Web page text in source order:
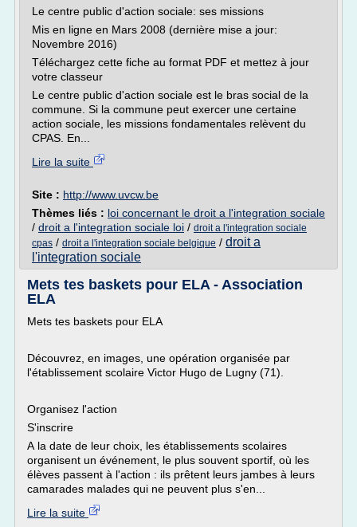
Le centre public d'action sociale: ses missions
Mis en ligne en Mars 2008 (dernière mise a jour:
Novembre 2016)
Téléchargez cette fiche au format PDF et mettez à jour
votre classeur
Le centre public d'action sociale est le bras social de la
commune. Si la commune peut exercer une certaine
action sociale, les missions fondamentales relèvent du
CPAS. En...
Lire la suite
Site : http://www.uvcw.be
Thèmes liés : loi concernant le droit a l'integration sociale
/ droit a l'integration sociale loi / droit a l'integration sociale
cpas / droit a l'integration sociale belgique / droit a
l'integration sociale
Mets tes baskets pour ELA - Association
ELA
Mets tes baskets pour ELA
Découvrez, en images, une opération organisée par
l'établissement scolaire Victor Hugo de Lugny (71).
Organisez l'action
S'inscrire
A la date de leur choix, les établissements scolaires
organisent un événement, le plus souvent sportif, où les
élèves passent à l'action : ils prêtent leurs jambes à leurs
camarades malades qui ne peuvent plus s'en...
Lire la suite